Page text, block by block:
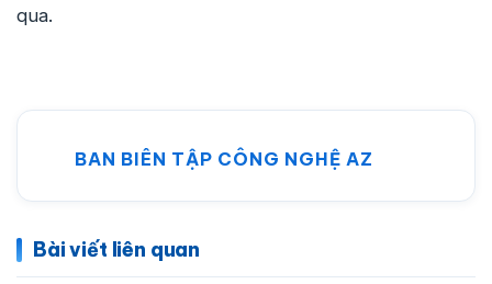
qua.
BAN BIÊN TẬP CÔNG NGHỆ AZ
Bài viết liên quan